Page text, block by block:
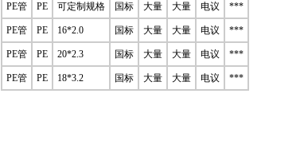
PE管 PE 可定制规格 国标 大量 大量 电议 ***
PE管 PE 16*2.0 国标 大量 大量 电议 ***
PE管 PE 20*2.3 国标 大量 大量 电议 ***
PE管 PE 18*3.2 国标 大量 大量 电议 ***